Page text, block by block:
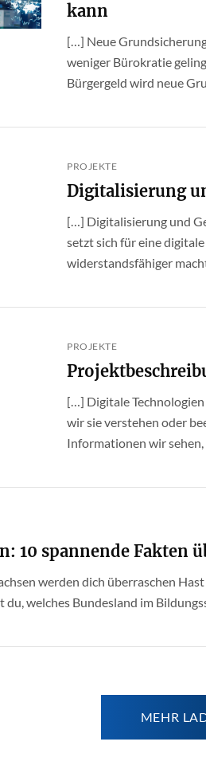
kann
[…] Neue
weniger Bürokratie
Bürgergeld wird neue
PROJEKTE
Digitalisierung
[…] Digitalisierung und
setzt sich für eine
widerstandsfähiger
PROJEKTE
[…] Digitale
wir sie verstehen oder
Informationen wir
10 spannende Fakten
werden dich überraschen
du, welches Bundesland im
MEHR